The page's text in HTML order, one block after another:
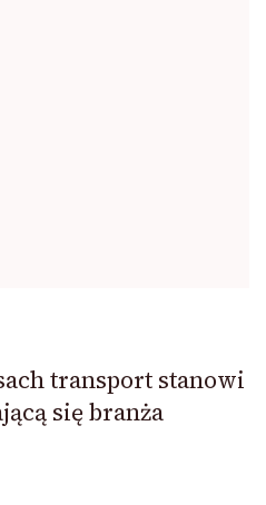
transport stanowi
się branża